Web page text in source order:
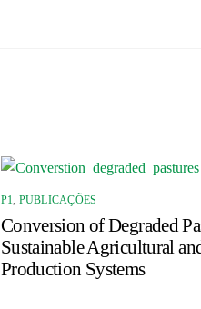
P1 PUBLICAÇÕES
Conversion of Degraded
Sustainable Agricultural
Production Systems